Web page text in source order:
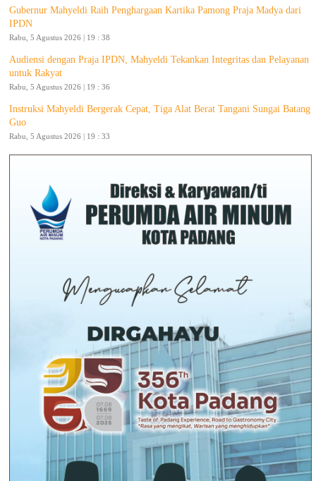
Gubernur Mahyeldi Raih Penghargaan Kartika Pamong Praja Madya dari
IPDN
Rabu, 5 Agustus 2026 | 19 : 38
Audiensi dengan Praja IPDN, Mahyeldi Tekankan Integritas dan Pelayanan
untuk Rakyat
Rabu, 5 Agustus 2026 | 19 : 36
Instruksi Mahyeldi Bergerak Cepat, Tiga Alat Berat Tangani Sungai Batang
Guo
Rabu, 5 Agustus 2026 | 19 : 33